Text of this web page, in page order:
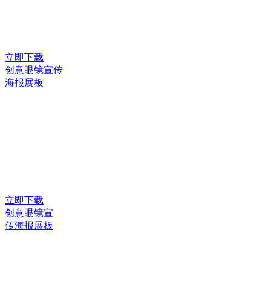
立即下载
创意眼镜宣传
海报展板
立即下载
创意眼镜宣
传海报展板